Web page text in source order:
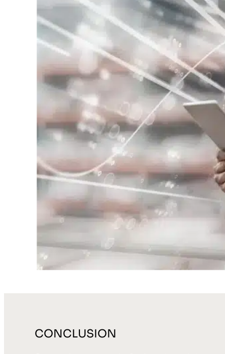
CONCLUSION